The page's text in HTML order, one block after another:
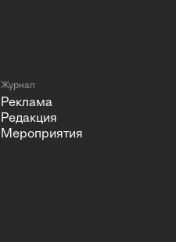
Журнал
Реклама
Редакция
Мероприятия